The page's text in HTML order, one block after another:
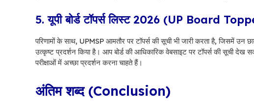
5. यूपी बोर्ड टॉपर्स लिस्ट 2026 (UP Board
परिणामों के साथ, UPMSP आमतौर पर टॉपर्स की सूची भी जारी करता है, जिसमें उन
उत्कृष्ट प्रदर्शन किया है। आप बोर्ड की आधिकारिक वेबसाइट पर टॉपर्स की सूची देख
परीक्षाओं में अच्छा प्रदर्शन करना चाहते हैं।
अंतिम शब्द (Conclusion)